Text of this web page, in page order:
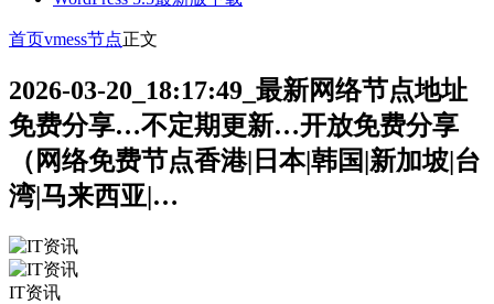
首页vmess节点正文
2026-03-20_18:17:49_最新网络节点地址
免费分享…不定期更新…开放免费分享
（网络免费节点香港|日本|韩国|新加坡|台
湾|马来西亚|…
IT资讯